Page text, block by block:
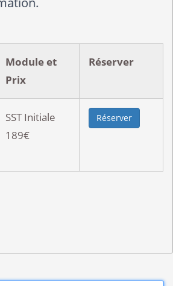
Module et
Prix
Réserver
SST Initiale
189€
Réserver